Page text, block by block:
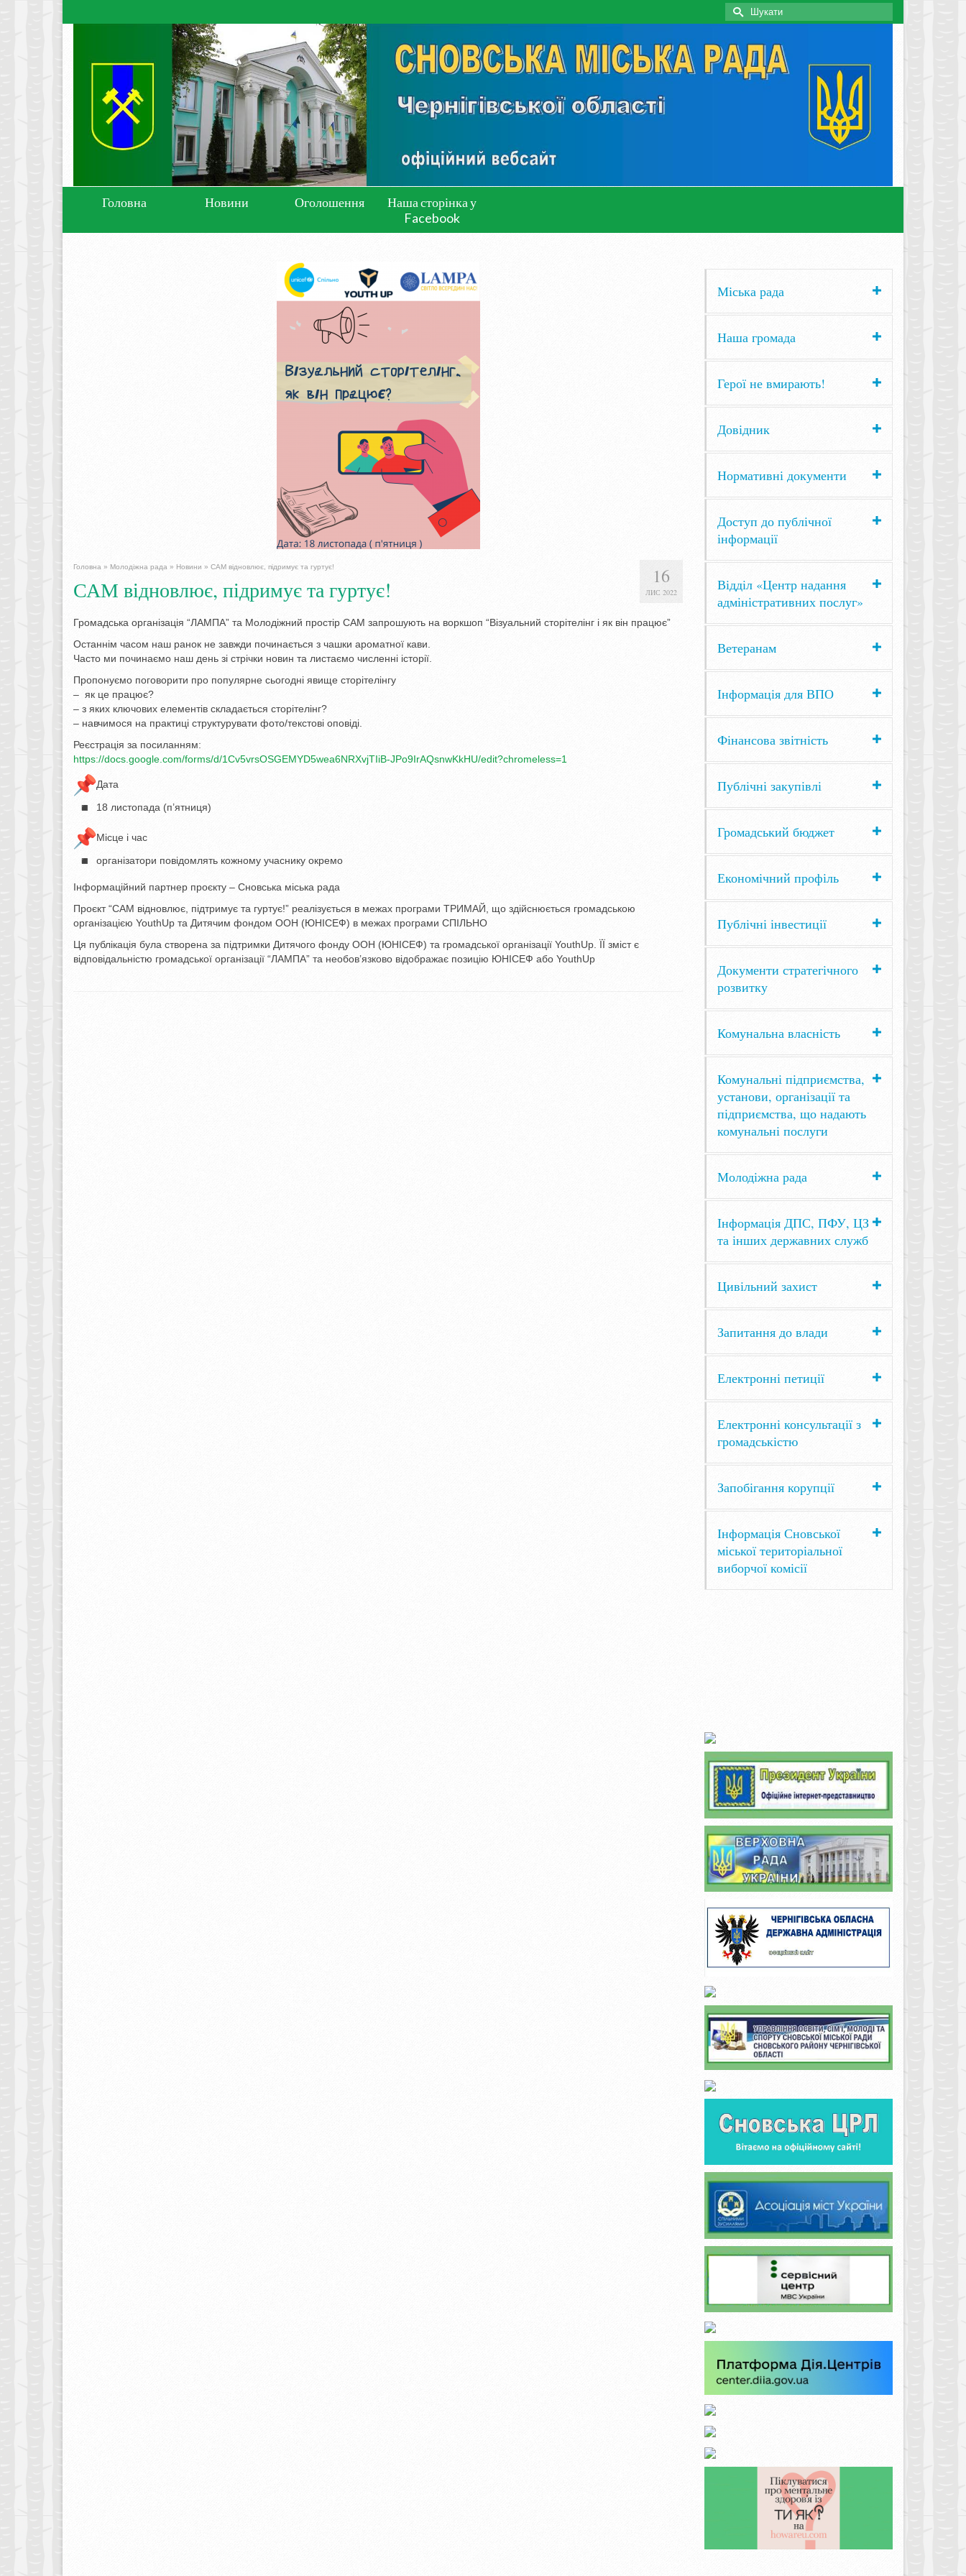
Search
for:
Головна Новини Оголошення
Наша сторінка у
Facebook
16
ЛИС 2022
Головна » Молодіжна рада » Новини » САМ відновлює, підримує та гуртує!
САМ відновлює, підримує та гуртує!
Громадська організація “ЛАМПА” та Молодіжний простір САМ запрошують на воркшоп “Візуальний сторітелінг і як він працює”
Останнім часом наш ранок не завжди починається з чашки ароматної кави.
Часто ми починаємо наш день зі стрічки новин та листаємо численні історії.
Пропонуємо поговорити про популярне сьогодні явище сторітелінгу
– як це працює?
– з яких ключових елементів складається сторітелінг?
– навчимося на практиці структурувати фото/текстові оповіді.
Реєстрація за посиланням:
https://docs.google.com/forms/d/1Cv5vrsOSGEMYD5wea6NRXvjTIiB-JPo9IrAQsnwKkHU/edit?chromeless=1
Дата
18 листопада (п’ятниця)
Місце і час
організатори повідомлять кожному учаснику окремо
Інформаційний партнер проєкту – Сновська міська рада
Проєкт “САМ відновлює, підтримує та гуртує!” реалізується в межах програми ТРИМАЙ, що здійснюється громадською
організацією YouthUp та Дитячим фондом ООН (ЮНІСЕФ) в межах програми СПІЛЬНО
Ця публікація була створена за підтримки Дитячого фонду ООН (ЮНІСЕФ) та громадської організації YouthUp. ЇЇ зміст є
відповідальністю громадської організації “ЛАМПА” та необов’язково відображає позицію ЮНІСЕФ або YouthUp
Міська рада
Наша громада
Герої не вмирають!
Довідник
Нормативні документи
Доступ до публічної
інформації
Відділ «Центр надання
адміністративних послуг»
Ветеранам
Інформація для ВПО
Фінансова звітність
Публічні закупівлі
Громадський бюджет
Економічний профіль
Публічні інвестиції
Документи стратегічного
розвитку
Комунальна власність
Комунальні підприємства,
установи, організації та
підприємства, що надають
комунальні послуги
Молодіжна рада
Інформація ДПС, ПФУ, ЦЗ
та інших державних служб
Цивільний захист
Запитання до влади
Електронні петиції
Електронні консультації з
громадськістю
Запобігання корупції
Інформація Сновської
міської територіальної
виборчої комісії